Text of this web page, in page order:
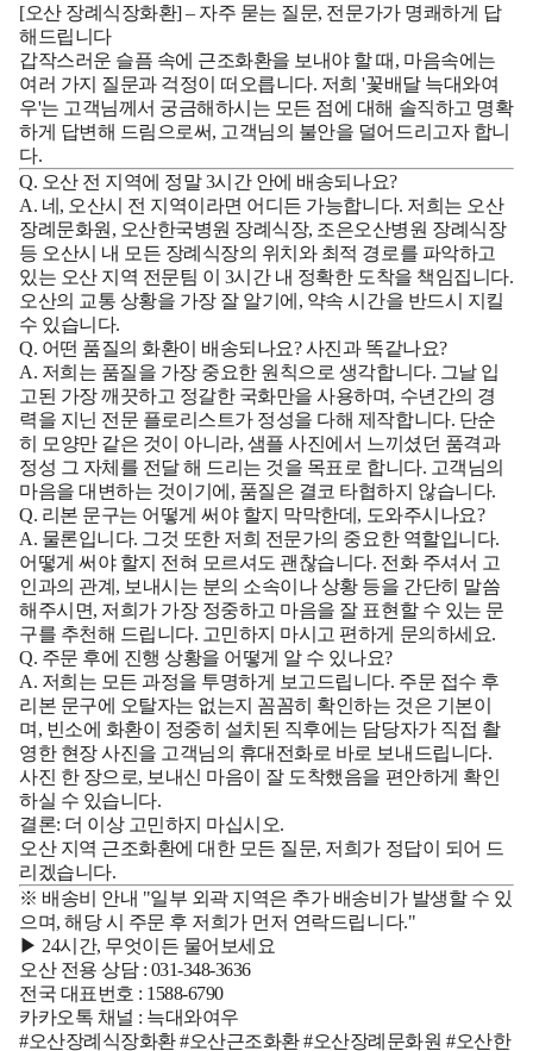
[오산 장례식장화환] – 자주 묻는 질문, 전문가가 명쾌하게 답
해드립니다
갑작스러운 슬픔 속에 근조화환을 보내야 할 때, 마음속에는
여러 가지 질문과 걱정이 떠오릅니다. 저희 '꽃배달 늑대와여
우'는 고객님께서 궁금해하시는 모든 점에 대해 솔직하고 명확
하게 답변해 드림으로써, 고객님의 불안을 덜어드리고자 합니
다.
Q. 오산 전 지역에 정말 3시간 안에 배송되나요?
A. 네, 오산시 전 지역이라면 어디든 가능합니다. 저희는 오산
장례문화원, 오산한국병원 장례식장, 조은오산병원 장례식장
등 오산시 내 모든 장례식장의 위치와 최적 경로를 파악하고
있는 오산 지역 전문팀 이 3시간 내 정확한 도착을 책임집니다.
오산의 교통 상황을 가장 잘 알기에, 약속 시간을 반드시 지킬
수 있습니다.
Q. 어떤 품질의 화환이 배송되나요? 사진과 똑같나요?
A. 저희는 품질을 가장 중요한 원칙으로 생각합니다. 그날 입
고된 가장 깨끗하고 정갈한 국화만을 사용하며, 수년간의 경
력을 지닌 전문 플로리스트가 정성을 다해 제작합니다. 단순
히 모양만 같은 것이 아니라, 샘플 사진에서 느끼셨던 품격과
정성 그 자체를 전달해 드리는 것을 목표로 합니다. 고객님의
마음을 대변하는 것이기에, 품질은 결코 타협하지 않습니다.
Q. 리본 문구는 어떻게 써야 할지 막막한데, 도와주시나요?
A. 물론입니다. 그것 또한 저희 전문가의 중요한 역할입니다.
어떻게 써야 할지 전혀 모르셔도 괜찮습니다. 전화 주셔서 고
인과의 관계, 보내시는 분의 소속이나 상황 등을 간단히 말씀
해주시면, 저희가 가장 정중하고 마음을 잘 표현할 수 있는 문
구를 추천해 드립니다. 고민하지 마시고 편하게 문의하세요.
Q. 주문 후에 진행 상황을 어떻게 알 수 있나요?
A. 저희는 모든 과정을 투명하게 보고드립니다. 주문 접수 후
리본 문구에 오탈자는 없는지 꼼꼼히 확인하는 것은 기본이
며, 빈소에 화환이 정중히 설치된 직후에는 담당자가 직접 촬
영한 현장 사진을 고객님의 휴대전화로 바로 보내드립니다.
사진 한 장으로, 보내신 마음이 잘 도착했음을 편안하게 확인
하실 수 있습니다.
결론: 더 이상 고민하지 마십시오.
오산 지역 근조화환에 대한 모든 질문, 저희가 정답이 되어 드
리겠습니다.
※ 배송비 안내 "일부 외곽 지역은 추가 배송비가 발생할 수 있
으며, 해당 시 주문 후 저희가 먼저 연락드립니다."
▶ 24시간, 무엇이든 물어보세요
오산 전용 상담 : 031-348-3636
전국 대표번호 : 1588-6790
카카오톡 채널 : 늑대와여우
#오산장례식장화환 #오산근조화환 #오산장례문화원 #오산한